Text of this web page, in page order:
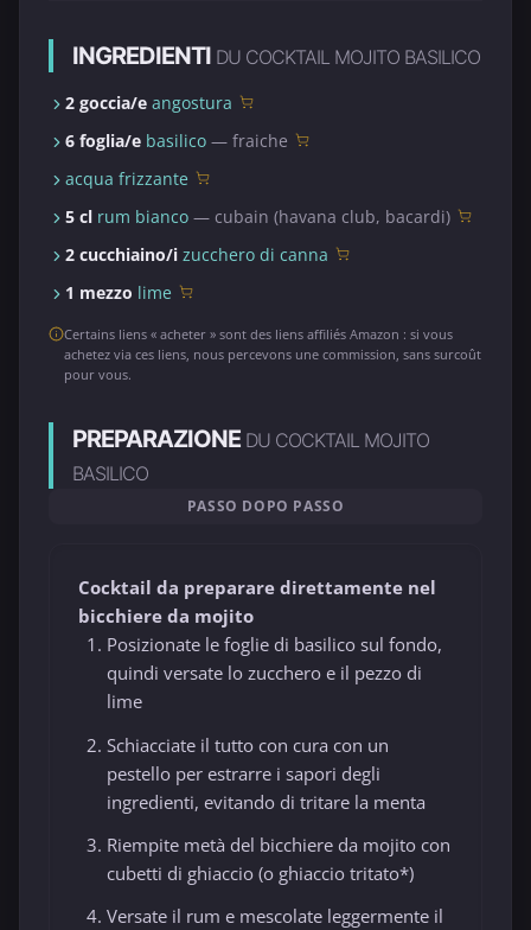
INGREDIENTI DU COCKTAIL MOJITO BASILICO
2 goccia/e angostura
6 foglia/e basilico — fraiche
acqua frizzante
5 cl rum bianco — cubain (havana club, bacardi)
2 cucchiaino/i zucchero di canna
1 mezzo lime
Certains liens « acheter » sont des liens affiliés Amazon : si vous
achetez via ces liens, nous percevons une commission, sans surcoût
pour vous.
PREPARAZIONE DU COCKTAIL MOJITO
BASILICO
PASSO DOPO PASSO
Cocktail da preparare direttamente nel
bicchiere da mojito
Posizionate le foglie di basilico sul fondo,
quindi versate lo zucchero e il pezzo di
lime
Schiacciate il tutto con cura con un
pestello per estrarre i sapori degli
ingredienti, evitando di tritare la menta
Riempite metà del bicchiere da mojito con
cubetti di ghiaccio (o ghiaccio tritato*)
Versate il rum e mescolate leggermente il